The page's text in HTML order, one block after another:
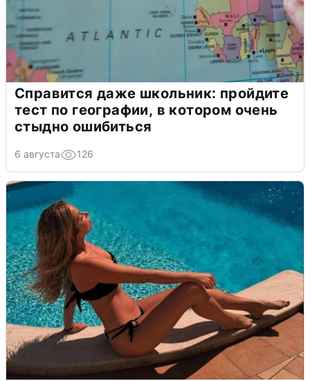
Справится даже школьник: пройдите
тест по географии, в котором очень
стыдно ошибиться
6 августа 126